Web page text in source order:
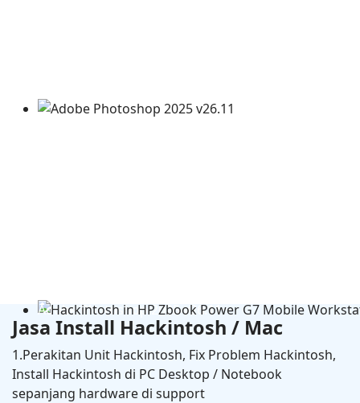
Adobe Photoshop 2025 v26.11
Jasa Install Hackintosh / Mac
1.Perakitan Unit Hackintosh, Fix Problem Hackintosh,
Install Hackintosh di PC Desktop / Notebook
sepanjang hardware di support